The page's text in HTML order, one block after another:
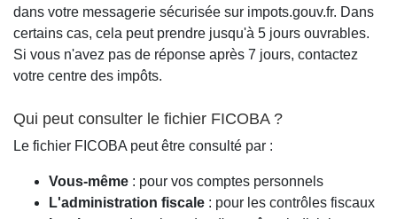
dans votre messagerie sécurisée sur impots.gouv.fr. Dans
certains cas, cela peut prendre jusqu'à 5 jours ouvrables.
Si vous n'avez pas de réponse après 7 jours, contactez
votre centre des impôts.
Qui peut consulter le fichier FICOBA ?
Le fichier FICOBA peut être consulté par :
Vous-même : pour vos comptes personnels
L'administration fiscale : pour les contrôles fiscaux